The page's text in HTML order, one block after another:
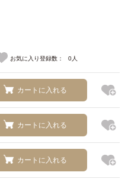
お気に入り登録数： 0人
カートに入れる
カートに入れる
カートに入れる